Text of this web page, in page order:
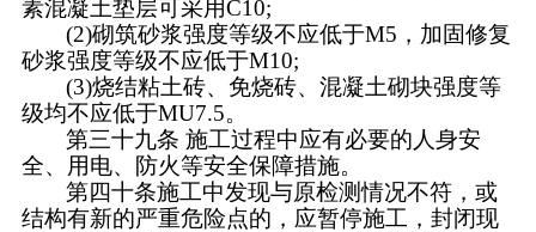
素混凝土垫层可采用C10;
(2)砌筑砂浆强度等级不应低于M5，加固修复
砂浆强度等级不应低于M10;
(3)烧结粘土砖、免烧砖、混凝土砌块强度等
级均不应低于MU7.5。
第三十九条 施工过程中应有必要的人身安
全、用电、 防火等安全保障措施。
第四十条施工中发现与原检测情况不符，或
结构有新的严重危险点的，应暂停施工，封闭现